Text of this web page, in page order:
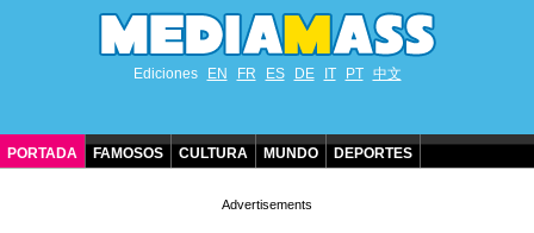
Ediciones EN FR ES DE IT PT 中文
PORTADA FAMOSOS CULTURA MUNDO DEPORTES